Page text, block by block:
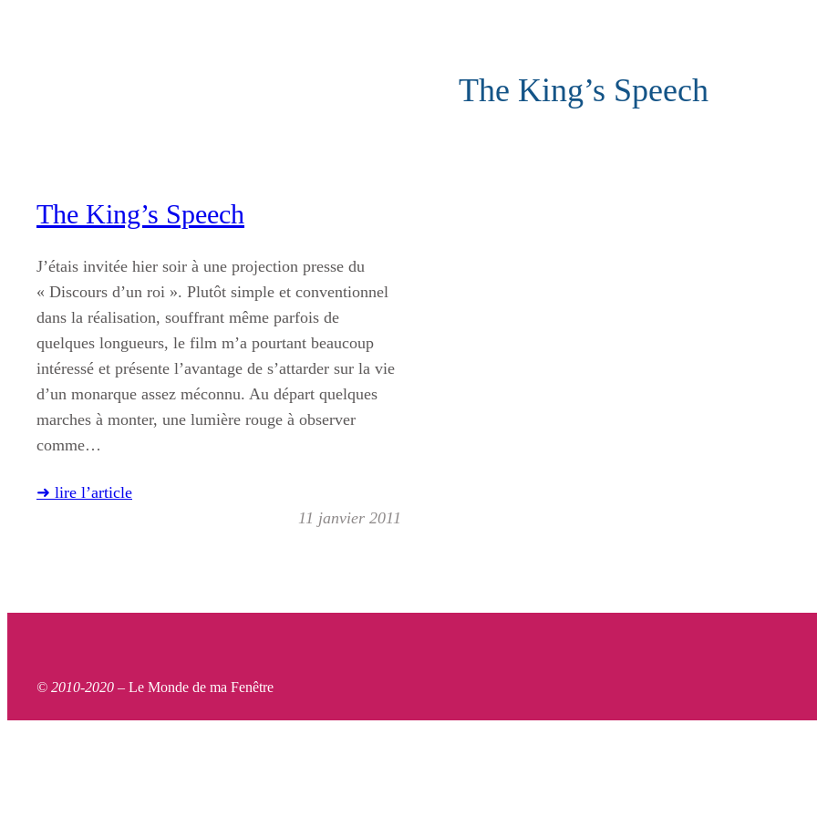
The King’s Speech
The King’s Speech
J’étais invitée hier soir à une projection presse du
« Discours d’un roi ». Plutôt simple et conventionnel
dans la réalisation, souffrant même parfois de
quelques longueurs, le film m’a pourtant beaucoup
intéressé et présente l’avantage de s’attarder sur la vie
d’un monarque assez méconnu. Au départ quelques
marches à monter, une lumière rouge à observer
comme…
➜ lire l’article
11 janvier 2011
© 2010-2020 – Le Monde de ma Fenêtre